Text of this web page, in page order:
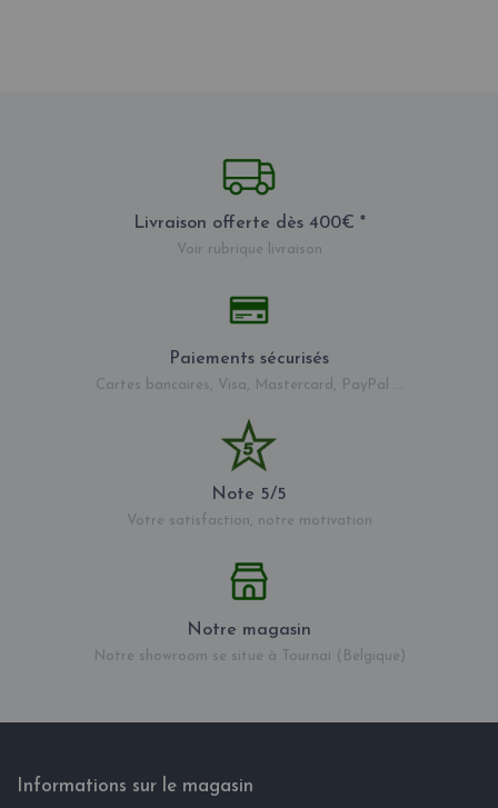
Livraison offerte dès 400€ *
Voir rubrique livraison
Paiements sécurisés
Cartes bancaires, Visa, Mastercard, PayPal ...
Note 5/5
Votre satisfaction, notre motivation
Notre magasin
Notre showroom se situe à Tournai (Belgique)
Informations sur le magasin